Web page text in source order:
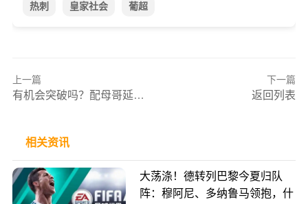
热刺 皇家社会 葡超
上一篇
有机会突破吗？配母哥延续11场欧锦赛得分25+ 记录以便盖利斯之20场
下一篇
返回列表
相关资讯
大荡涤！德转列巴黎今夏归队
阵：穆阿尼、多纳鲁马领抱，什